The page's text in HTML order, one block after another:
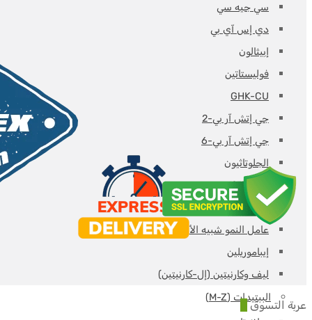
سي جيه سي
دي إس آي بي
إبيثالون
فوليستاتين
GHK-CU
جي إتش آر بي-2
جي إتش آر بي-6
الجلوتاثيون
هيكساريلين
HGH-Fragment
عامل النمو شبيه الأنسولين
إيباموريلين
ليف وكارنيتين (إل-كارنيتين)
الببتيدات (M-Z)
عربة التسوق